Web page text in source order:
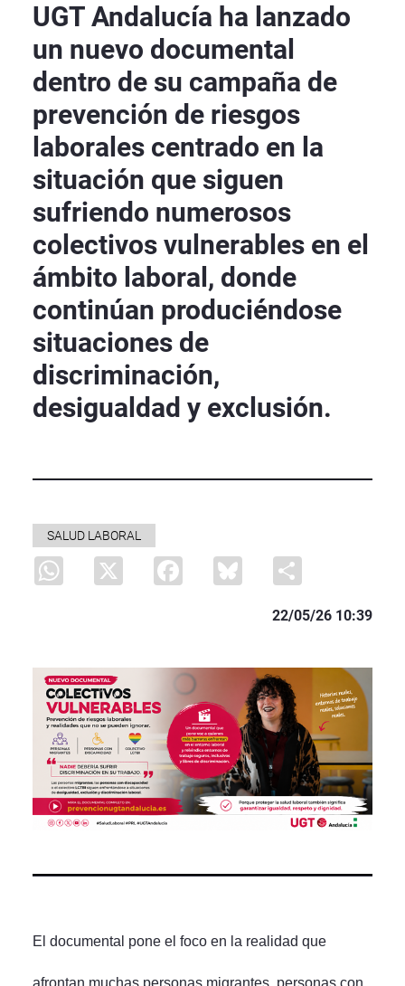
UGT Andalucía ha lanzado
un nuevo documental
dentro de su campaña de
prevención de riesgos
laborales centrado en la
situación que siguen
sufriendo numerosos
colectivos vulnerables en el
ámbito laboral, donde
continúan produciéndose
situaciones de
discriminación,
desigualdad y exclusión.
SALUD LABORAL
WhatsApp
X Facebook Bluesky
22/05/26 10:39
El documental pone el foco en la realidad que
afrontan muchas personas migrantes, personas con